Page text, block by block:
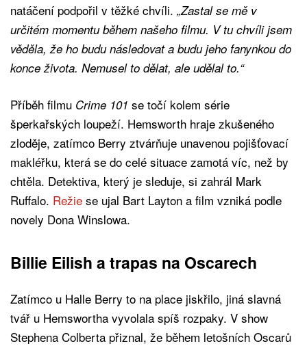
natáčení podpořil v těžké chvíli. „Zastal se mě v
určitém momentu během našeho filmu. V tu chvíli jsem
věděla, že ho budu následovat a budu jeho fanynkou do
konce života. Nemusel to dělat, ale udělal to.“
Příběh filmu Crime 101 se točí kolem série
šperkařských loupeží. Hemsworth hraje zkušeného
zloděje, zatímco Berry ztvárňuje unavenou pojišťovací
makléřku, která se do celé situace zamotá víc, než by
chtěla. Detektiva, který je sleduje, si zahrál Mark
Ruffalo. Režie se ujal Bart Layton a film vzniká podle
novely Dona Winslowa.
Billie Eilish a trapas na Oscarech
Zatímco u Halle Berry to na place jiskřilo, jiná slavná
tvář u Hemswortha vyvolala spíš rozpaky. V show
Stephena Colberta přiznal, že během letošních Oscarů